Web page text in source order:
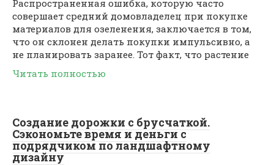
Распространенная ошибка, которую часто
совершает средний домовладелец при покупке
материалов для озеленения, заключается в том,
что он склонен делать покупки импульсивно, а
не планировать заранее. Тот факт, что растение
Читать полностью
Создание дорожки с брусчаткой.
Сэкономьте время и деньги с
подрядчиком по ландшафтному
дизайну